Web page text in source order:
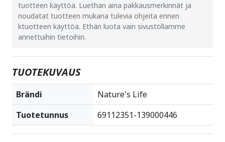
tuotteen käyttöä. Luethan aina pakkausmerkinnät ja
noudatat tuotteen mukana tulevia ohjeita ennen
ktuotteen käyttöä. Ethän luota vain sivustollamme
annettuihin tietoihin.
TUOTEKUVAUS
Brändi
Nature's Life
Tuotetunnus
69112351-139000446